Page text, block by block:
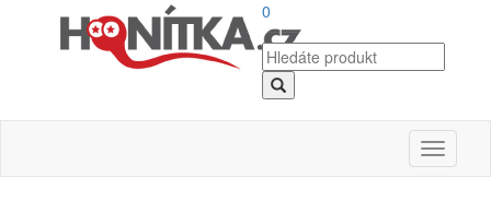
0
Toggle